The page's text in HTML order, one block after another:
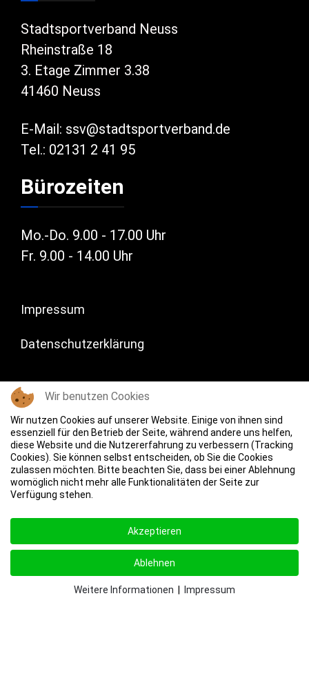
Stadtsportverband Neuss
Rheinstraße 18
3. Etage Zimmer 3.38
41460 Neuss
E-Mail: ssv@stadtsportverband.de
Tel.: 02131 2 41 95
Bürozeiten
Mo.-Do. 9.00 - 17.00 Uhr
Fr. 9.00 - 14.00 Uhr
Impressum
Datenschutzerklärung
Wir benutzen Cookies
Wir nutzen Cookies auf unserer Website. Einige von ihnen sind
essenziell für den Betrieb der Seite, während andere uns helfen,
diese Website und die Nutzererfahrung zu verbessern (Tracking
Cookies). Sie können selbst entscheiden, ob Sie die Cookies
zulassen möchten. Bitte beachten Sie, dass bei einer Ablehnung
womöglich nicht mehr alle Funktionalitäten der Seite zur
Verfügung stehen.
Akzeptieren
Ablehnen
Weitere Informationen Impressum